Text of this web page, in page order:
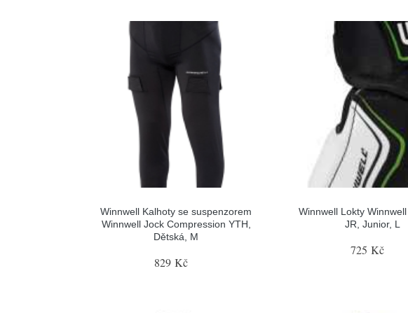
Winnwell Kalhoty se suspenzorem
Winnwell Jock Compression YTH,
Dětská, M
829 Kč
Winnwell Lokty
JR, Junior, L
725 Kč